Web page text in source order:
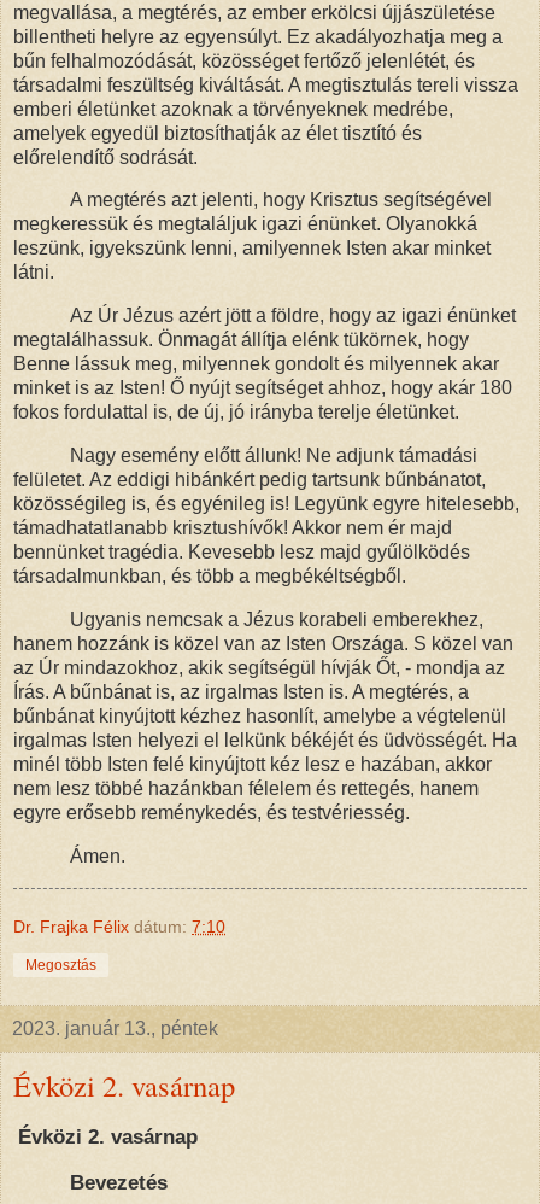
megvallása, a megtérés, az ember erkölcsi újjászületése
billentheti helyre az egyensúlyt. Ez akadályozhatja meg a
bűn felhalmozódását, közösséget fertőző jelenlétét, és
társadalmi feszültség kiváltását. A megtisztulás tereli vissza
emberi életünket azoknak a törvényeknek medrébe,
amelyek egyedül biztosíthatják az élet tisztító és
előrelendítő sodrását.
A megtérés azt jelenti, hogy Krisztus segítségével
megkeressük és megtaláljuk igazi énünket. Olyanokká
leszünk, igyekszünk lenni, amilyennek Isten akar minket
látni.
Az Úr Jézus azért jött a földre, hogy az igazi énünket
megtalálhassuk. Önmagát állítja elénk tükörnek, hogy
Benne lássuk meg, milyennek gondolt és milyennek akar
minket is az Isten! Ő nyújt segítséget ahhoz, hogy akár 180
fokos fordulattal is, de új, jó irányba terelje életünket.
Nagy esemény előtt állunk! Ne adjunk támadási
felületet. Az eddigi hibánkért pedig tartsunk bűnbánatot,
közösségileg is, és egyénileg is! Legyünk egyre hitelesebb,
támadhatatlanabb krisztushívők! Akkor nem ér majd
bennünket tragédia. Kevesebb lesz majd gyűlölködés
társadalmunkban, és több a megbékéltségből.
Ugyanis nemcsak a Jézus korabeli emberekhez,
hanem hozzánk is közel van az Isten Országa. S közel van
az Úr mindazokhoz, akik segítségül hívják Őt, - mondja az
Írás. A bűnbánat is, az irgalmas Isten is. A megtérés, a
bűnbánat kinyújtott kézhez hasonlít, amelybe a végtelenül
irgalmas Isten helyezi el lelkünk békéjét és üdvösségét. Ha
minél több Isten felé kinyújtott kéz lesz e hazában, akkor
nem lesz többé hazánkban félelem és rettegés, hanem
egyre erősebb reménykedés, és testvériesség.
Ámen.
Dr. Frajka Félix dátum: 7:10
Megosztás
2023. január 13., péntek
Évközi 2. vasárnap
Évközi 2. vasárnap
Bevezetés